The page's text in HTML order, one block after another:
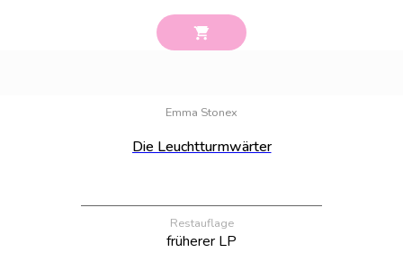
Emma Stonex
Die Leuchtturmwärter
Restauflage
früherer LP